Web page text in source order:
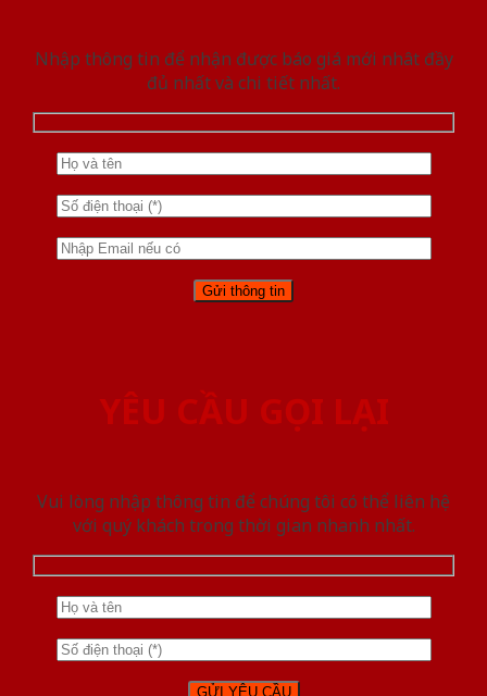
Nhập thông tin để nhận được báo giá mới nhât đầy
đủ nhất và chi tiết nhất.
YÊU CẦU GỌI LẠI
Vui lòng nhập thông tin để chúng tôi có thể liên hệ
với quý khách trong thời gian nhanh nhất.